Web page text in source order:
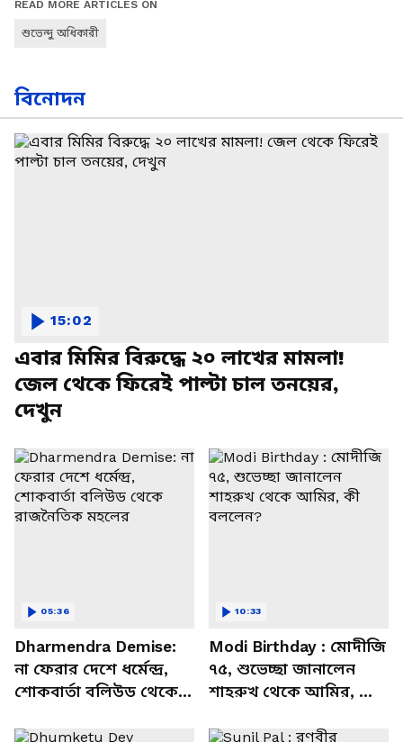
READ MORE ARTICLES ON
শুভেন্দু অধিকারী
বিনোদন
এবার মিমির বিরুদ্ধে ২০ লাখের মামলা!
জেল থেকে ফিরেই পাল্টা চাল তনয়ের,
দেখুন
15:02
Dharmendra Demise:
না ফেরার দেশে ধর্মেন্দ্র,
শোকবার্তা বলিউড থেকে
05:36
Modi Birthday : মোদীজি
৭৫, শুভেচ্ছা জানালেন
শাহরুখ থেকে আমির, কী
10:33